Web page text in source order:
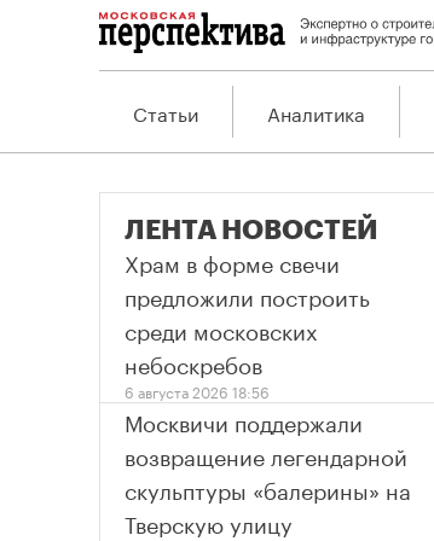
Статьи Аналитика
ЛЕНТА НОВОСТЕЙ
Храм в форме свечи
предложили построить
среди московских
небоскребов
6 августа 2026 18:56
Москвичи поддержали
возвращение легендарной
скульптуры «балерины» на
Тверскую улицу